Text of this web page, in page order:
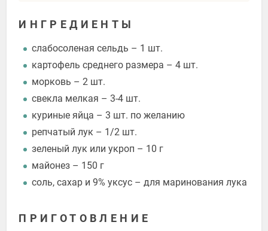
ИНГРЕДИЕНТЫ
слабосоленая сельдь – 1 шт.
картофель среднего размера – 4 шт.
морковь – 2 шт.
свекла мелкая – 3-4 шт.
куриные яйца – 3 шт. по желанию
репчатый лук – 1/2 шт.
зеленый лук или укроп – 10 г
майонез – 150 г
соль, сахар и 9% уксус – для маринования лука
ПРИГОТОВЛЕНИЕ